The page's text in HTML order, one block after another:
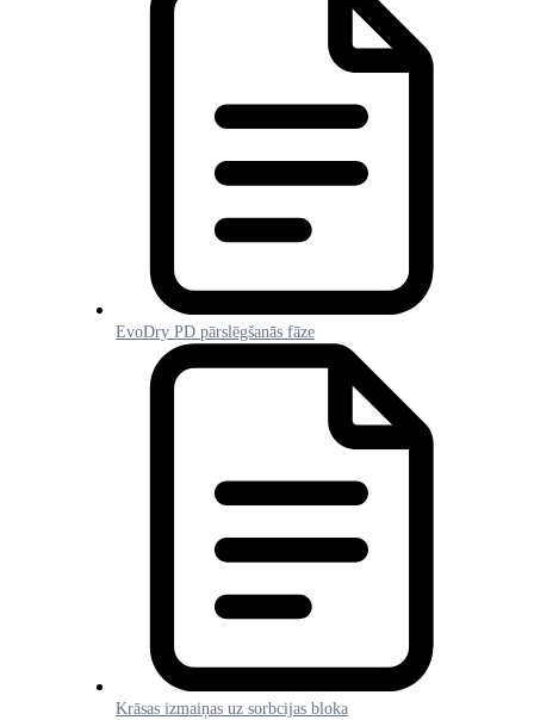
EvoDry PD pārslēgšanās fāze
Krāsas izmaiņas uz sorbcijas bloka